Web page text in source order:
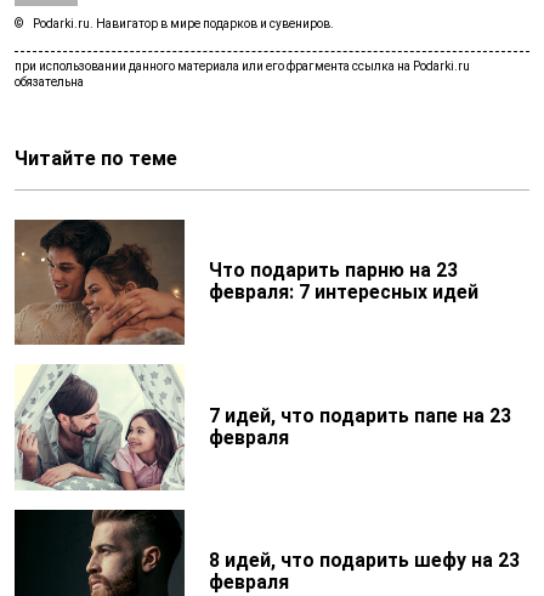
Podarki.ru. Навигатор в мире подарков и сувениров.
Читайте по теме
Что подарить парню на 23
февраля: 7 интересных идей
7 идей, что подарить папе на 23
февраля
8 идей, что подарить шефу на 23
февраля